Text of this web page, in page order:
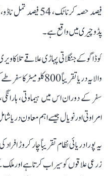
پڈوچیری میں واقع ہے۔
والا یہ دریا تقریباً
سفر کے دوران اس میں ہیماوتی،
امراوتی اور نویال جیسے اہم معاون دریا
یہ پورا دریائی نظام تقریباً چار کروڑ
زرعی علاقوں کو سیراب کرتا ہے اور